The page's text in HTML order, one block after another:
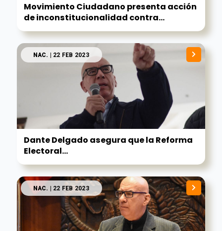
Movimiento Ciudadano presenta acción
de inconstitucionalidad contra...
NAC. | 22 FEB 2023
Dante Delgado asegura que la Reforma
Electoral...
NAC. | 22 FEB 2023